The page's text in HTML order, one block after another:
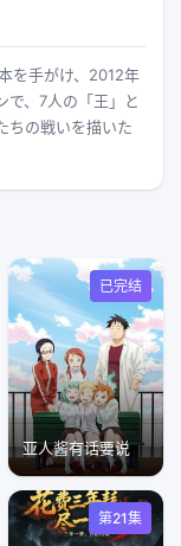
を手がけ、2012年
で、7人の「王」と
ちの戦いを描いた
已完结
亚人酱有话要说
第21集